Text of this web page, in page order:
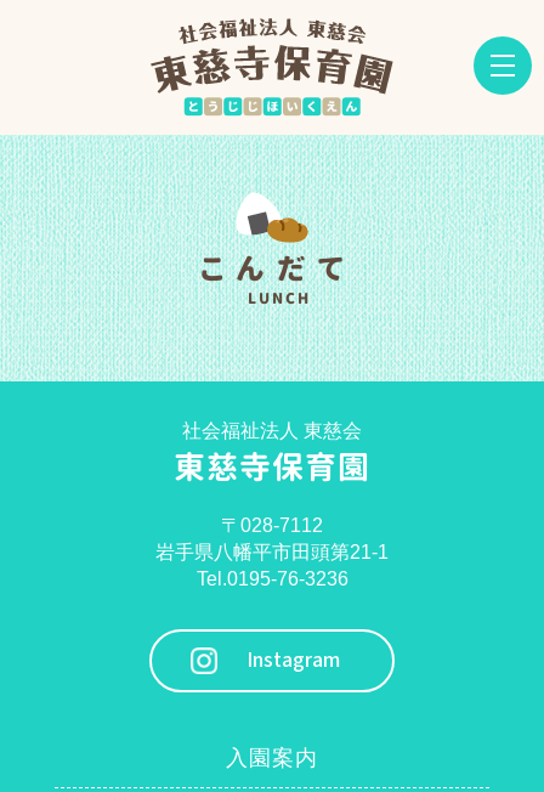
こんだて
LUNCH
社会福祉法人 東慈会
東慈寺保育園
〒028-7112
岩手県八幡平市田頭第21-1
Tel.0195-76-3236
Instagram
入園案内